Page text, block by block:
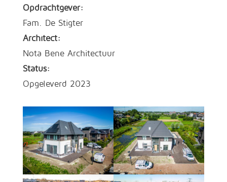
Opdrachtgever:
Fam. De Stigter
Architect:
Nota Bene Architectuur
Status:
Opgeleverd 2023